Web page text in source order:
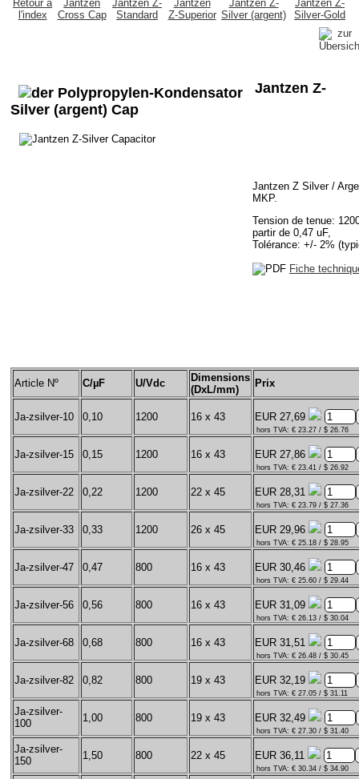
Retour à
l'index
Jantzen
Cross Cap
Jantzen Z-
Standard
Jantzen
Z-Superior
Jantzen Z-
Silver (argent)
Jantzen Z-
Silver-Gold
Jantzen Z-
Silver (argent) Cap
Jantzen Z Silver /
MKP.
Tension de tenue:
partir de 0,47 uF,
Tolérance: +/- 2%
Fiche
Article Nº C/µF U/Vdc
Dimensions
(DxL/mm)
Prix
Ja-zsilver-10 0,10 1200 16 x 43 EUR 27,69
hors TVA: € 23.27 / $ 26.76
Ja-zsilver-15 0,15 1200 16 x 43 EUR 27,86
hors TVA: € 23.41 / $ 26.92
Ja-zsilver-22 0,22 1200 22 x 45 EUR 28,31
hors TVA: € 23.79 / $ 27.36
Ja-zsilver-33 0,33 1200 26 x 45 EUR 29,96
hors TVA: € 25.18 / $ 28.95
Ja-zsilver-47 0,47 800 16 x 43 EUR 30,46
hors TVA: € 25.60 / $ 29.44
Ja-zsilver-56 0,56 800 16 x 43 EUR 31,09
hors TVA: € 26.13 / $ 30.04
Ja-zsilver-68 0,68 800 16 x 43 EUR 31,51
hors TVA: € 26.48 / $ 30.45
Ja-zsilver-82 0,82 800 19 x 43 EUR 32,19
hors TVA: € 27.05 / $ 31.11
Ja-zsilver-
100
1,00 800 19 x 43 EUR 32,49
hors TVA: € 27.30 / $ 31.40
Ja-zsilver-
150
1,50 800 22 x 45 EUR 36,11
hors TVA: € 30.34 / $ 34.90